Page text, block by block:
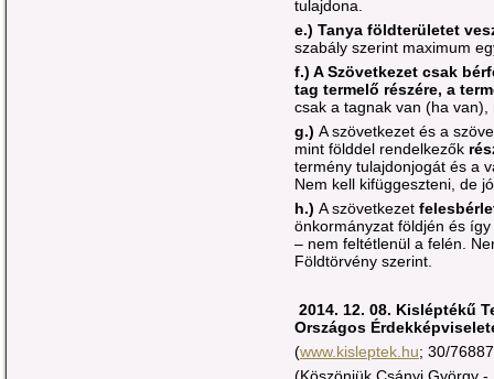
tulajdona.
e.) Tanya földterületet
szabály szerint maximum
f.) A Szövetkezet csak
tag termelő részére, a
csak a tagnak van (ha
g.) A szövetkezet és a
mint földdel rendelkezők
termény tulajdonjogát és a
Nem kell kifüggeszteni, de
h.) A szövetkezet
önkormányzat földjén és
– nem feltétlenül a felén.
Földtörvény szerint.
2014. 12. 08. Kisléptékű
Országos
(www.kisleptek.hu; 30/
(Köszönjük Csányi György